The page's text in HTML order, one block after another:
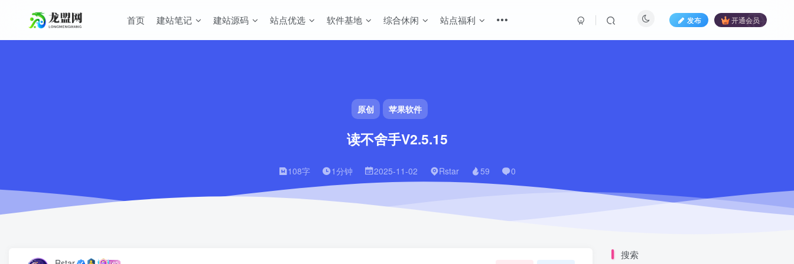
原创 苹果软件
读不舍手V2.5.15
108字 1分钟 2025-11-02 Rstar 59 0
首页 建站笔记 建站源码 站点优选 软件基地 综合休闲 站点福利 发布 开通会员
搜索